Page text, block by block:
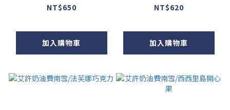
NT$650
加入購物車
NT$620
加入購物車